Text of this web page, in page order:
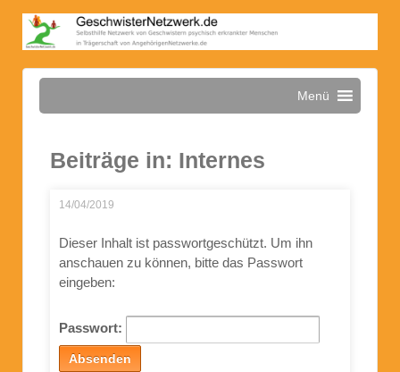
Menü
Beiträge in: Internes
14/04/2019
Dieser Inhalt ist passwortgeschützt. Um ihn
anschauen zu können, bitte das Passwort
eingeben:
Passwort: